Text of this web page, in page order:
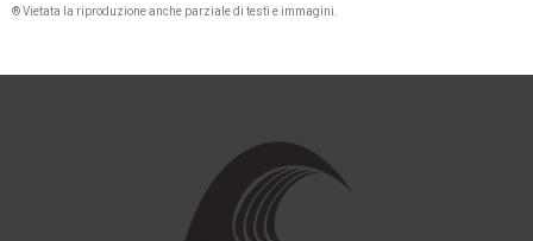
® Vietata la riproduzione anche parziale di testi e immagini.